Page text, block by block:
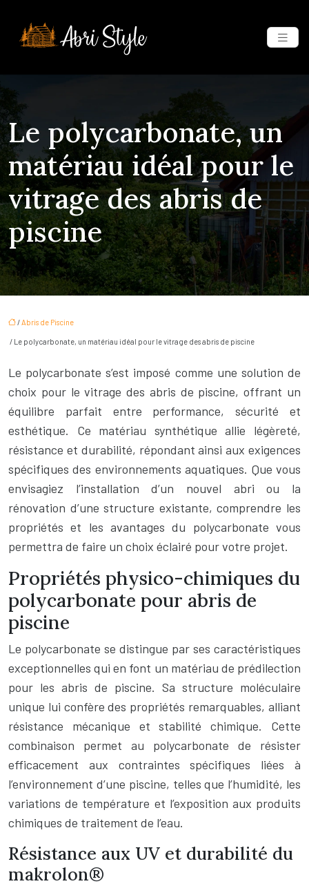
Le polycarbonate, un
matériau idéal pour le
vitrage des abris de
piscine
/ Abris de Piscine
/ Le polycarbonate, un matériau idéal pour le vitrage des abris de piscine
Le polycarbonate s’est imposé comme une solution de
choix pour le vitrage des abris de piscine, offrant un
équilibre parfait entre performance, sécurité et
esthétique. Ce matériau synthétique allie légèreté,
résistance et durabilité, répondant ainsi aux exigences
spécifiques des environnements aquatiques. Que vous
envisagiez l’installation d’un nouvel abri ou la
rénovation d’une structure existante, comprendre les
propriétés et les avantages du polycarbonate vous
permettra de faire un choix éclairé pour votre projet.
Propriétés physico-chimiques du
polycarbonate pour abris de
piscine
Le polycarbonate se distingue par ses caractéristiques
exceptionnelles qui en font un matériau de prédilection
pour les abris de piscine. Sa structure moléculaire
unique lui confère des propriétés remarquables, alliant
résistance mécanique et stabilité chimique. Cette
combinaison permet au polycarbonate de résister
efficacement aux contraintes spécifiques liées à
l’environnement d’une piscine, telles que l’humidité, les
variations de température et l’exposition aux produits
chimiques de traitement de l’eau.
Résistance aux UV et durabilité du
makrolon®